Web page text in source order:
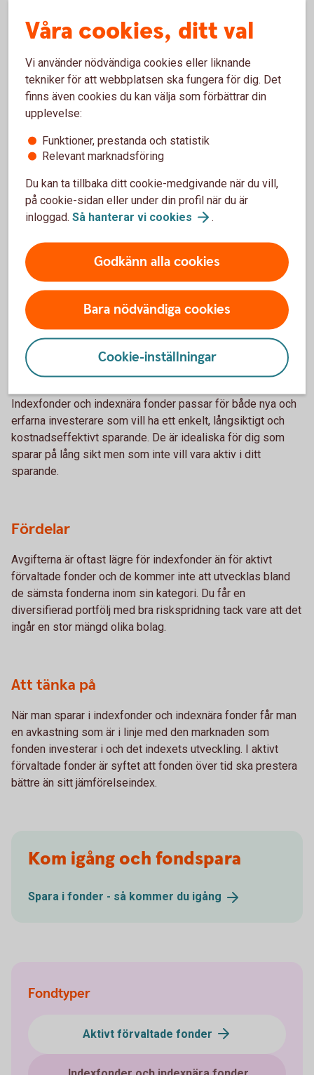
Parisavtalet, vilket bland annat innebär att bolag med
låga utsläpp av växthusgaser premieras. Det finns
sex olika fonder med olika inriktningar.
Access Edge USA
Access Edge Europe
Access Edge Japan
Access Edge Sweden
Swedbank Robur Access Edge – se
utveckling
Indexfonder och indexnära fonder
– för vem och varför?
Vem passar de?
Indexfonder och indexnära fonder passar för både nya och
erfarna investerare som vill ha ett enkelt, långsiktigt och
kostnadseffektivt sparande. De är idealiska för dig som
sparar på lång sikt men som inte vill vara aktiv i ditt
sparande.
Fördelar
Avgifterna är oftast lägre för indexfonder än för aktivt
förvaltade fonder och de kommer inte att utvecklas bland
de sämsta fonderna inom sin kategori. Du får en
diversifierad portfölj med bra riskspridning tack vare att det
ingår en stor mängd olika bolag.
Att tänka på
När man sparar i indexfonder och indexnära fonder får man
en avkastning som är i linje med den marknaden som
fonden investerar i och det indexets utveckling. I aktivt
förvaltade fonder är syftet att fonden över tid ska prestera
bättre än sitt jämförelseindex.
Kom igång och fondspara
Spara i fonder - så kommer du igång
Fondtyper
Aktivt förvaltade fonder
Våra cookies, ditt val
Vi använder nödvändiga cookies eller liknande
tekniker för att webbplatsen ska fungera för dig. Det
finns även cookies du kan välja som förbättrar din
upplevelse:
Funktioner, prestanda och statistik
Relevant marknadsföring
Du kan ta tillbaka ditt cookie-medgivande när du vill,
på cookie-sidan eller under din profil när du är
inloggad. Så hanterar vi cookies .
Godkänn alla cookies
Bara nödvändiga cookies
Cookie-inställningar